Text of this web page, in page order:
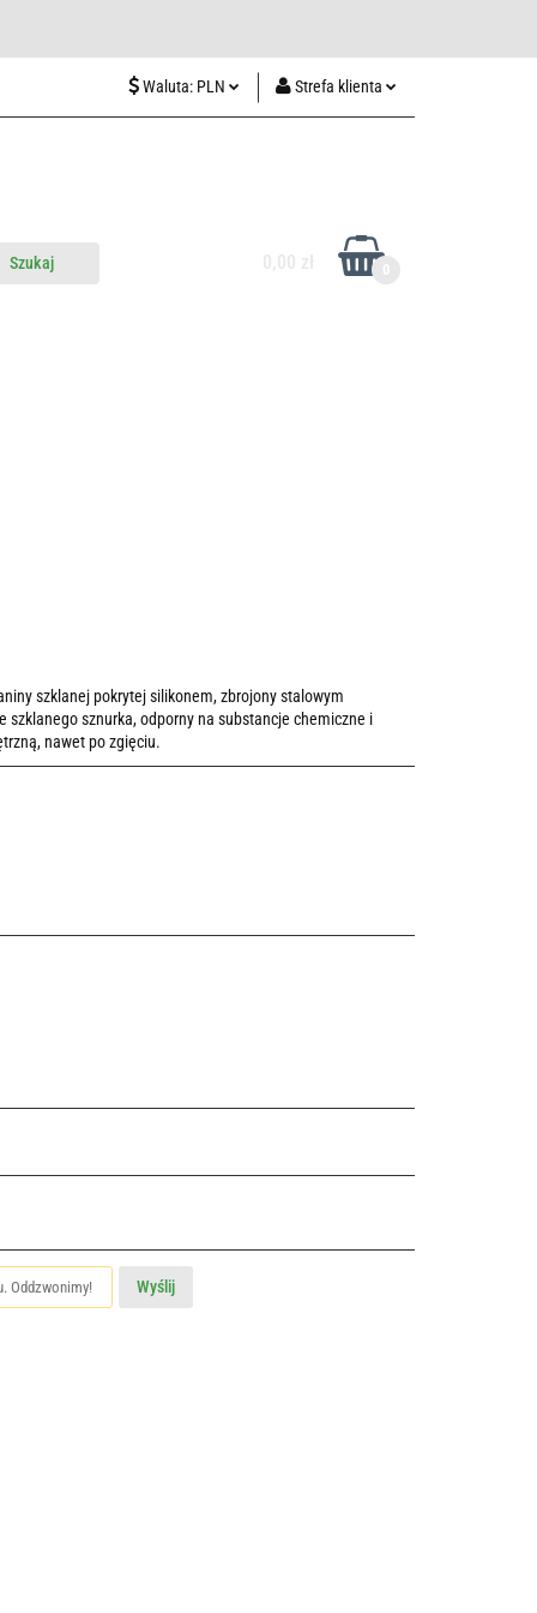
Waluta: PLN Strefa klienta
szklanej pokrytej silikonem, zbrojony stalowym
sznurka, odporny na substancje chemiczne i
nawet po zgięciu.
Wyślij